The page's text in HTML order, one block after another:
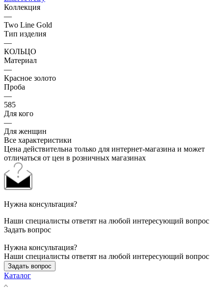
Коллекция
—
Two Line Gold
Тип изделия
—
КОЛЬЦО
Материал
—
Красное золото
Проба
—
585
Для кого
—
Для женщин
Все характеристики
Цена действительна только для интернет-магазина и может
отличаться от цен в розничных магазинах
Нужна консультация?
Наши специалисты ответят на любой интересующий вопрос
Задать вопрос
Нужна консультация?
Наши специалисты ответят на любой интересующий вопрос
Задать вопрос
Каталог